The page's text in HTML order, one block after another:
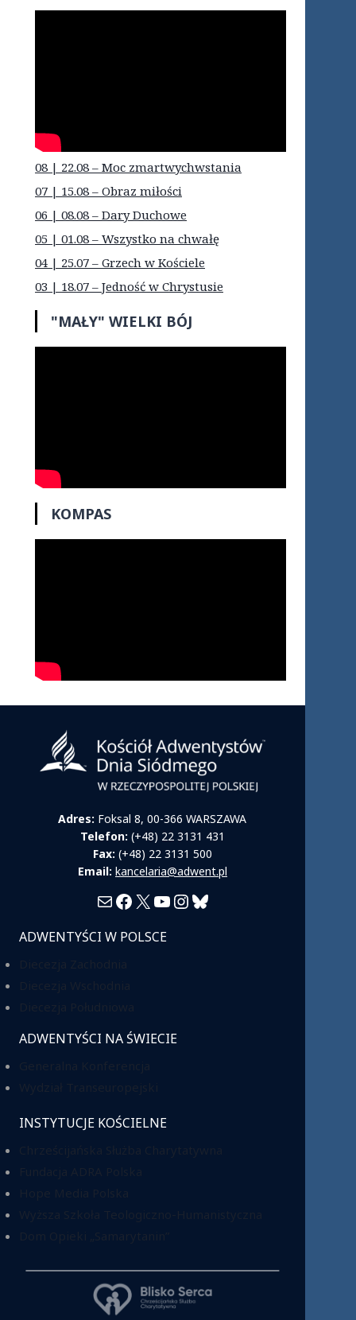
08 | 22.08 – Moc zmartwychwstania
07 | 15.08 – Obraz miłości
06 | 08.08 – Dary Duchowe
05 | 01.08 – Wszystko na chwałę
04 | 25.07 – Grzech w Kościele
03 | 18.07 – Jedność w Chrystusie
"MAŁY" WIELKI BÓJ
KOMPAS
Adres: Foksal 8, 00-366 WARSZAWA
Telefon: (+48) 22 3131 431
Fax: (+48) 22 3131 500
Email: kancelaria@adwent.pl
MailFacebook
X YouTube
Instagram
Bluesky
ADWENTYŚCI W POLSCE
ADWENTYŚCI NA ŚWIECIE
INSTYTUCJE KOŚCIELNE